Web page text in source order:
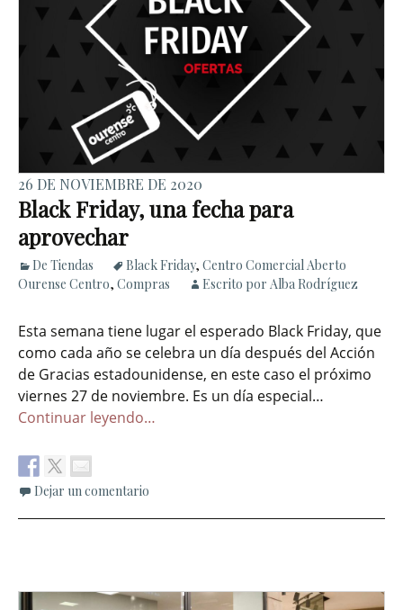
26 DE NOVIEMBRE DE 2020
Black Friday, una fecha para
aprovechar
De Tiendas Black Friday, Centro Comercial Aberto
Ourense Centro, Compras Escrito por Alba Rodríguez
Esta semana tiene lugar el esperado Black Friday, que
como cada año se celebra un día después del Acción
de Gracias estadounidense, en este caso el próximo
viernes 27 de noviembre. Es un día especial…
Continuar leyendo…
Dejar un comentario